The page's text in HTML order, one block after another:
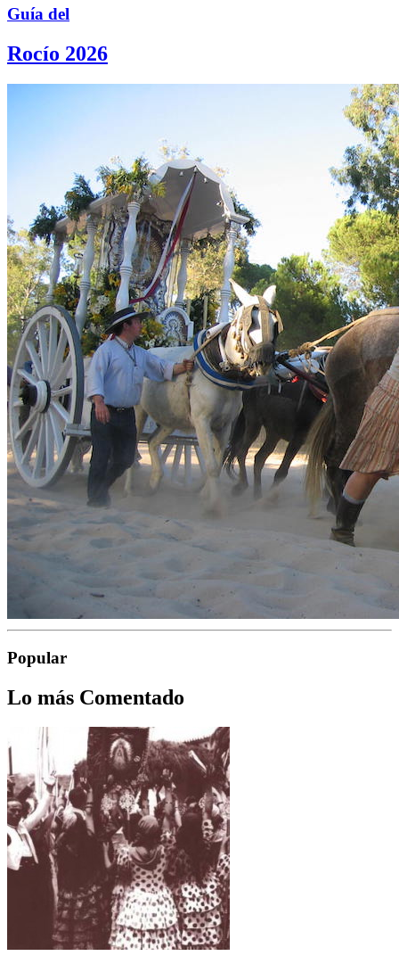
Guía del
Rocío 2026
Popular
Lo más Comentado